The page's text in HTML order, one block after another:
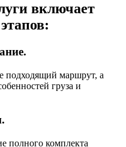
включает
подходящий маршрут, а
груза и
полного комплекта